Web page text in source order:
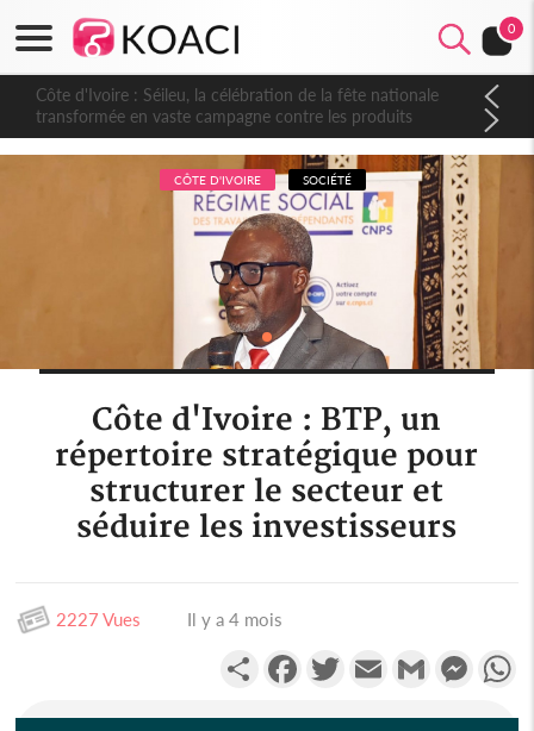
0
Côte d'Ivoire : Séileu, la célébration de la fête nationale
transformée en vaste campagne contre les produits
dépigmentants dangereux
CÔTE D'IVOIRE SOCIÉTÉ
Côte d'Ivoire : BTP, un
répertoire stratégique pour
structurer le secteur et
séduire les investisseurs
2227 Vues Il y a 4 mois
PartagerFacebookTwitterEmail Gmail